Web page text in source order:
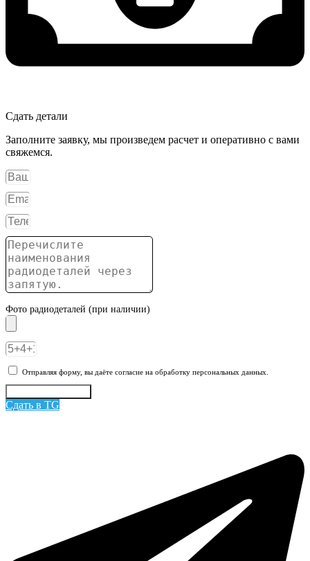
Сдать детали
Заполните заявку, мы произведем расчет и оперативно с вами
свяжемся.
Фото радиодеталей (при наличии)
Отправляя форму, вы даёте согласие на обработку персональных данных.
Сдать в TG